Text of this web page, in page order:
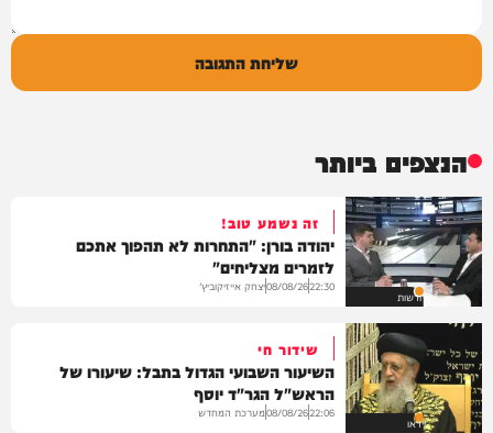
שליחת התגובה
הנצפים ביותר
חדשות
זה נשמע טוב!
יהודה בורן: "התחרות לא תהפוך אתכם
לזמרים מצליחים"
22:30
08/08/26יצחק אייזיקוביץ'
וידאו
שידור חי
השיעור השבועי הגדול בתבל: שיעורו של
הראש"ל הגר"ד יוסף
22:06
08/08/26מערכת המחדש